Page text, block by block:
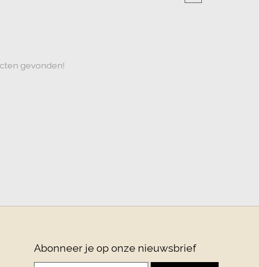
gevonden!
Abonneer je op onze nieuwsbrief